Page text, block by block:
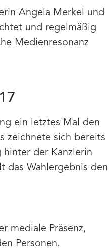
Angela Merkel und
und regelmäßig
Medienresonanz
ein letztes Mal den
zeichnete sich bereits
hinter der Kanzlerin
das Wahlergebnis den
mediale Präsenz,
Personen.